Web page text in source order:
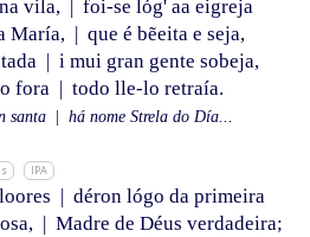
vila, | foi-se lóg' aa eigreja
María, | que é bẽeita e seja,
| i mui gran gente sobeja,
fora | todo lle-lo retraía.
santa há nome Strela do Día...
IPA
| déron lógo da primeira
| Madre de Déus verdadeira;